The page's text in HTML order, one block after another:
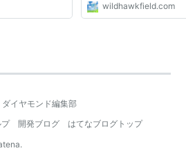
wildhawkfield.com
ダイヤモンド編集部
プ 開発ブログ
はてなブログトップ